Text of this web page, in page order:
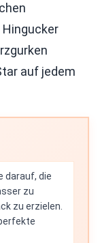
Hingucker
auf jedem
darauf, die
zu
zu erzielen.